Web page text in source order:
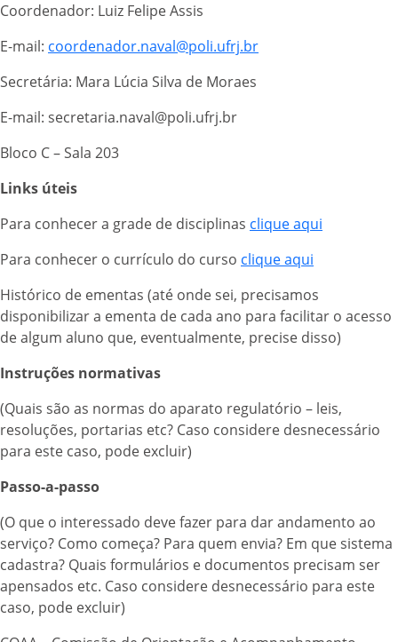
Coordenador: Luiz Felipe Assis
E-mail: coordenador.naval@poli.ufrj.br
Secretária: Mara Lúcia Silva de Moraes
E-mail: secretaria.naval@poli.ufrj.br
Bloco C – Sala 203
Links úteis
Para conhecer a grade de disciplinas clique aqui
Para conhecer o currículo do curso clique aqui
Histórico de ementas (até onde sei, precisamos
disponibilizar a ementa de cada ano para facilitar o acesso
de algum aluno que, eventualmente, precise disso)
Instruções normativas
(Quais são as normas do aparato regulatório – leis,
resoluções, portarias etc? Caso considere desnecessário
para este caso, pode excluir)
Passo-a-passo
(O que o interessado deve fazer para dar andamento ao
serviço? Como começa? Para quem envia? Em que sistema
cadastra? Quais formulários e documentos precisam ser
apensados etc. Caso considere desnecessário para este
caso, pode excluir)